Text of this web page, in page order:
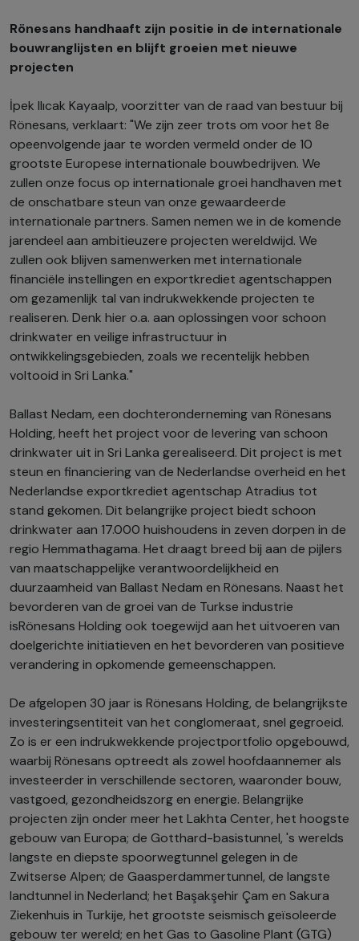
Rönesans handhaaft zijn positie in de internationale
bouwranglijsten en blijft groeien met nieuwe
projecten
İpek Ilıcak Kayaalp, voorzitter van de raad van bestuur bij
Rönesans, verklaart: "We zijn zeer trots om voor het 8e
opeenvolgende jaar te worden vermeld onder de 10
grootste Europese internationale bouwbedrijven. We
zullen onze focus op internationale groei handhaven met
de onschatbare steun van onze gewaardeerde
internationale partners. Samen nemen we in de komende
jarendeel aan ambitieuzere projecten wereldwijd. We
zullen ook blijven samenwerken met internationale
financiële instellingen en exportkrediet agentschappen
om gezamenlijk tal van indrukwekkende projecten te
realiseren. Denk hier o.a. aan oplossingen voor schoon
drinkwater en veilige infrastructuur in
ontwikkelingsgebieden, zoals we recentelijk hebben
voltooid in Sri Lanka."
Ballast Nedam, een dochteronderneming van Rönesans
Holding, heeft het project voor de levering van schoon
drinkwater uit in Sri Lanka gerealiseerd. Dit project is met
steun en financiering van de Nederlandse overheid en het
Nederlandse exportkrediet agentschap Atradius tot
stand gekomen. Dit belangrijke project biedt schoon
drinkwater aan 17.000 huishoudens in zeven dorpen in de
regio Hemmathagama. Het draagt breed bij aan de pijlers
van maatschappelijke verantwoordelijkheid en
duurzaamheid van Ballast Nedam en Rönesans. Naast het
bevorderen van de groei van de Turkse industrie
isRönesans Holding ook toegewijd aan het uitvoeren van
doelgerichte initiatieven en het bevorderen van positieve
verandering in opkomende gemeenschappen.
De afgelopen 30 jaar is Rönesans Holding, de belangrijkste
investeringsentiteit van het conglomeraat, snel gegroeid.
Zo is er een indrukwekkende projectportfolio opgebouwd,
waarbij Rönesans optreedt als zowel hoofdaannemer als
investeerder in verschillende sectoren, waaronder bouw,
vastgoed, gezondheidszorg en energie. Belangrijke
projecten zijn onder meer het Lakhta Center, het hoogste
gebouw van Europa; de Gotthard-basistunnel, 's werelds
langste en diepste spoorwegtunnel gelegen in de
Zwitserse Alpen; de Gaasperdammertunnel, de langste
landtunnel in Nederland; het Başakşehir Çam en Sakura
Ziekenhuis in Turkije, het grootste seismisch geïsoleerde
gebouw ter wereld; en het Gas to Gasoline Plant (GTG)